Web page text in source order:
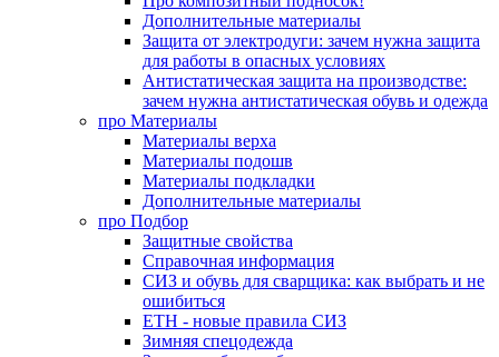
Дополнительные материалы
Защита от электродуги: зачем нужна защита
для работы в опасных условиях
Антистатическая защита на производстве:
зачем нужна антистатическая обувь и одежда
про Материалы
Материалы верха
Материалы подошв
Материалы подкладки
Дополнительные материалы
про Подбор
Защитные свойства
Справочная информация
СИЗ и обувь для сварщика: как выбрать и не
ошибиться
ЕТН - новые правила СИЗ
Зимняя спецодежда